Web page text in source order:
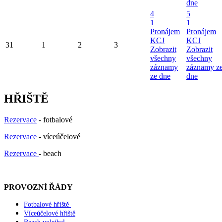
dne
31 1 2 3
4
1
Pronájem
KCJ
Zobrazit
všechny
záznamy
ze dne
5
1
Pronájem
KCJ
Zobrazit
všechny
záznamy
dne
HŘIŠTĚ
Rezervace - fotbalové
Rezervace - víceúčelové
Rezervace - beach
PROVOZNÍ ŘÁDY
Fotbalové hřiště
Víceúčelové hřiště